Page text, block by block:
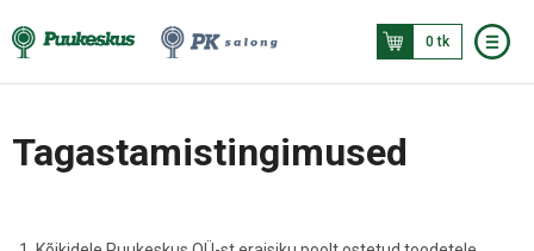
0 tk
Tagastamistingimused